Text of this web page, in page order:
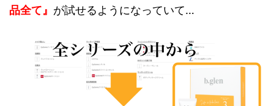
品全て』 が試せるようになっていて…